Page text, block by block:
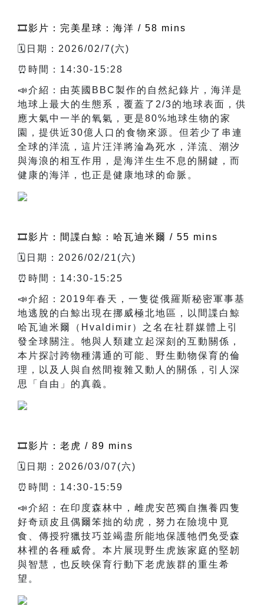
🎞️影片：完美星球：海洋 / 58 mins
🗓️日期：2026/02/7(六)
⏰時間：14:30-15:28
📣介紹：由英國BBC製作的自然紀錄片，海洋是
地球上最大的生態系，覆蓋了2/3的地球表面，供
應大氣中一半的氧氣，更是80%地球生物的家
園，提供近30億人口的食物來源。但若少了串連
全球的洋流，這片汪洋將淪為死水，洋流、潮汐
與海浪的相互作用，是海洋生生不息的關鍵，而
健康的海洋，也正是健康地球的命脈。
🎞️影片：間諜白鯨：哈瓦迪米爾 / 55 mins
🗓️日期：2026/02/21(六)
⏰時間：14:30-15:25
📣介紹：2019年春天，一隻從俄羅斯秘密軍事基
地逃脫的白鯨出現在挪威極北地區，以間諜白鯨
哈瓦迪米爾（Hvaldimir）之名在社群媒體上引
發全球關注。牠與人類建立起深刻的互動關係，
本片探討跨物種溝通的可能、野生動物保育的倫
理，以及人與自然間複雜又動人的關係，引人深
思「自由」的真義。
🎞️影片：老虎 / 89 mins
🗓️日期：2026/03/07(六)
⏰時間：14:30-15:59
📣介紹：在印度森林中，雌虎安芭獨自撫養四隻
好奇頑皮且偶爾笨拙的幼虎，努力在險境中覓
食、傳授狩獵技巧並竭盡所能地保護牠們免受森
林裡的各種威脅。本片展現野生虎族家庭的堅韌
與智慧，也反映保育行動下老虎族群的重生希
望。